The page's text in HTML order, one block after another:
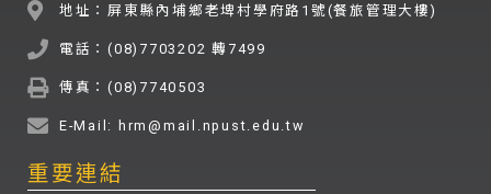
地址：屏東縣內埔鄉老埤村學府路1號(餐旅管理大樓)
電話：(08)7703202 轉7499
傳真：(08)7740503
E-Mail: hrm@mail.npust.edu.tw
重要連結